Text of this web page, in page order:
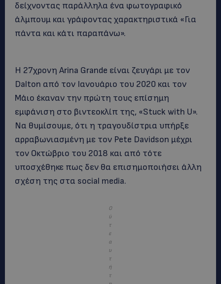
δείχνοντας παράλληλα ένα φωτογραφικό
άλμπουμ και γράφοντας χαρακτηριστικά «Για
πάντα και κάτι παραπάνω».
Η 27χρονη Arina Grande είναι ζευγάρι με τον
Dalton από τον Ιανουάριο του 2020 και τον
Μάιο έκαναν την πρώτη τους επίσημη
εμφάνιση στο βιντεοκλίπ της, «Stuck with U».
Να θυμίσουμε, ότι η τραγουδίστρια υπήρξε
αρραβωνιασμένη με τον Pete Davidson μέχρι
τον Οκτώβριο του 2018 και από τότε
υποσχέθηκε πως δεν θα επισημοποιήσει άλλη
σχέση της στα social media.
Ο
ύ
τ
ε
α
υ
τ
ή
τ